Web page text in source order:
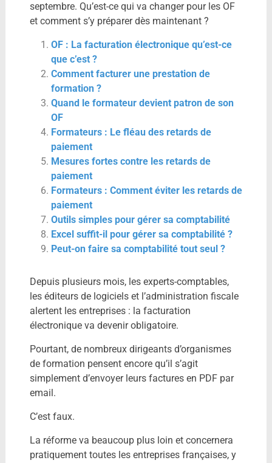
septembre. Qu’est-ce qui va changer pour les OF
et comment s’y préparer dès maintenant ?
OF : La facturation électronique qu’est-ce
que c’est ?
Comment facturer une prestation de
formation ?
Quand le formateur devient patron de son
OF
Formateurs : Le fléau des retards de
paiement
Mesures fortes contre les retards de
paiement
Formateurs : Comment éviter les retards de
paiement
Outils simples pour gérer sa comptabilité
Excel suffit-il pour gérer sa comptabilité ?
Peut-on faire sa comptabilité tout seul ?
Depuis plusieurs mois, les experts-comptables,
les éditeurs de logiciels et l’administration fiscale
alertent les entreprises : la facturation
électronique va devenir obligatoire.
Pourtant, de nombreux dirigeants d’organismes
de formation pensent encore qu’il s’agit
simplement d’envoyer leurs factures en PDF par
email.
C’est faux.
La réforme va beaucoup plus loin et concernera
pratiquement toutes les entreprises françaises, y